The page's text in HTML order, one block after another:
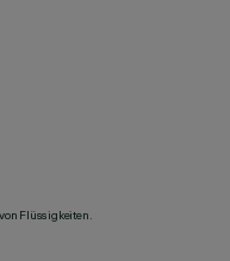
Flüssigkeiten.